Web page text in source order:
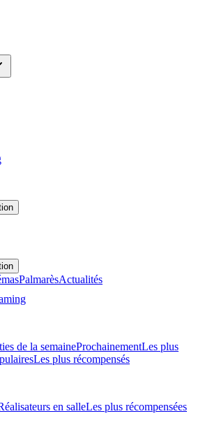
PalmarèsActualités
de la semaineProchainementLes plus
Les plus récompensés
en salleLes plus récompensées